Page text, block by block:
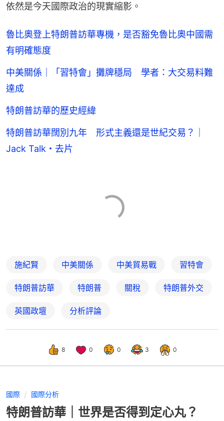
依然是今天國際政治的現實縮影。
魯比奧登上特朗普訪華專機，是否豁免魯比奧中國需
有明確態度
中美關係｜「習特會」攤牌穩局 學者：大交易料難
達成
特朗普訪華的歷史經緯
特朗普訪華闊別九年 形式主義還是世紀交易？｜
Jack Talk・去片
施紀賢 中美關係 中美貿易戰 習特會
特朗普訪華 特朗普 關稅 特朗普外交
英國政壇 分析評論
8 0 0 3 0
國際 國際分析
特朗普訪華｜世界是否得到定心丸？